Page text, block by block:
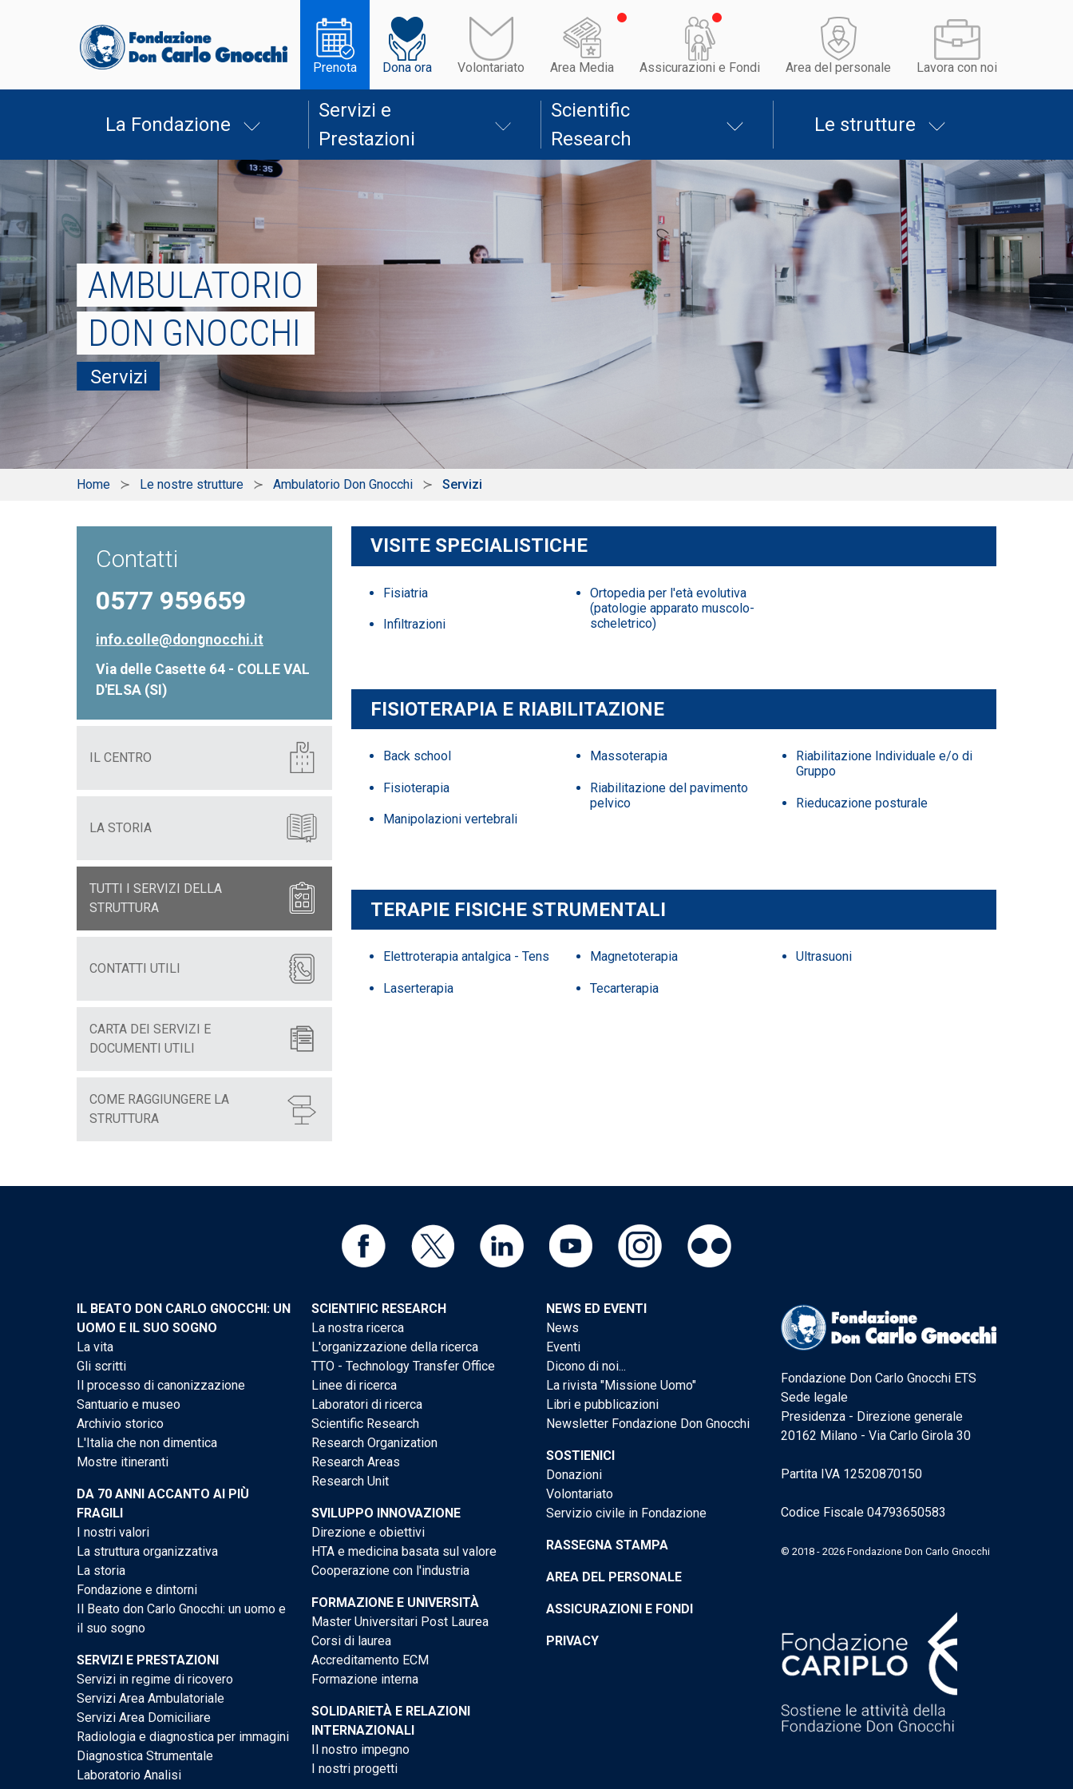
Prenota Dona ora Volontariato Area Media Assicurazioni e Fondi Area del personale Lavora con noi
La Fondazione
Servizi e
Prestazioni
Scientific
Research
Le strutture
AMBULATORIO
DON GNOCCHI
Servizi
Home Le nostre strutture Ambulatorio Don Gnocchi Servizi
Contatti
0577 959659
info.colle@dongnocchi.it
Via delle Casette 64 - COLLE VAL
D'ELSA (SI)
IL CENTRO
LA STORIA
TUTTI I SERVIZI DELLA
STRUTTURA
CONTATTI UTILI
CARTA DEI SERVIZI E
DOCUMENTI UTILI
COME RAGGIUNGERE LA
STRUTTURA
VISITE SPECIALISTICHE
Fisiatria
Infiltrazioni
Ortopedia per l'età evolutiva
(patologie apparato muscolo-
scheletrico)
FISIOTERAPIA E RIABILITAZIONE
Back school
Fisioterapia
Manipolazioni vertebrali
Massoterapia
Riabilitazione del pavimento
pelvico
Riabilitazione Individuale e/o di
Gruppo
Rieducazione posturale
TERAPIE FISICHE STRUMENTALI
Elettroterapia antalgica - Tens
Laserterapia
Magnetoterapia
Tecarterapia
Ultrasuoni
IL BEATO DON CARLO GNOCCHI: UN
UOMO E IL SUO SOGNO
La vita
Gli scritti
Il processo di canonizzazione
Santuario e museo
Archivio storico
L'Italia che non dimentica
Mostre itineranti
DA 70 ANNI ACCANTO AI PIÙ
FRAGILI
I nostri valori
La struttura organizzativa
La storia
Fondazione e dintorni
Il Beato don Carlo Gnocchi: un uomo e
il suo sogno
SERVIZI E PRESTAZIONI
Servizi in regime di ricovero
Servizi Area Ambulatoriale
Servizi Area Domiciliare
Radiologia e diagnostica per immagini
Diagnostica Strumentale
Laboratorio Analisi
SCIENTIFIC RESEARCH
La nostra ricerca
L'organizzazione della ricerca
TTO - Technology Transfer Office
Linee di ricerca
Laboratori di ricerca
Scientific Research
Research Organization
Research Areas
Research Unit
SVILUPPO INNOVAZIONE
Direzione e obiettivi
HTA e medicina basata sul valore
Cooperazione con l'industria
FORMAZIONE E UNIVERSITÀ
Master Universitari Post Laurea
Corsi di laurea
Accreditamento ECM
Formazione interna
SOLIDARIETÀ E RELAZIONI
INTERNAZIONALI
Il nostro impegno
I nostri progetti
NEWS ED EVENTI
News
Eventi
Dicono di noi...
La rivista "Missione Uomo"
Libri e pubblicazioni
Newsletter Fondazione Don Gnocchi
SOSTIENICI
Donazioni
Volontariato
Servizio civile in Fondazione
RASSEGNA STAMPA
AREA DEL PERSONALE
ASSICURAZIONI E FONDI
PRIVACY
Fondazione Don Carlo Gnocchi ETS
Sede legale
Presidenza - Direzione generale
20162 Milano - Via Carlo Girola 30
Partita IVA 12520870150
Codice Fiscale 04793650583
© 2018 - 2026 Fondazione Don Carlo Gnocchi